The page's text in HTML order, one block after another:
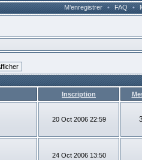
M’enregistrer • FAQ •
Inscription
20 Oct 2006 22:59
24 Oct 2006 13:50